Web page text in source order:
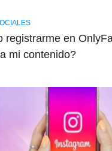
registrarme en
mi contenido?